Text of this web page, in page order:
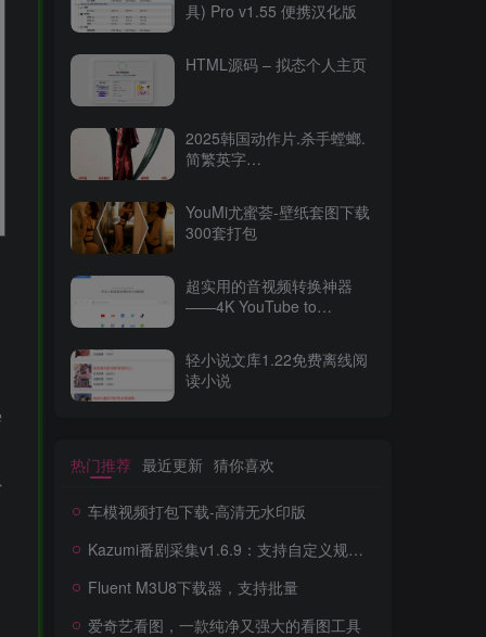
具) Pro v1.55 便携汉化版
HTML源码 – 拟态个人主页
2025韩国动作片.杀手螳螂.
简繁英字
YouMi尤蜜荟-壁纸套图下载
300套打包
超实用的音视频转换神器
——4K YouTube to
轻小说文库1.22免费离线阅
读小说
热门推荐 最近更新 猜你喜欢
车模视频打包下载-高清无水印版
Kazumi番剧采集v1.6.9：支持自定义规则+在线观看+弹幕，跨平台下载
Fluent M3U8下载器，支持批量
爱奇艺看图，一款纯净又强大的看图工具